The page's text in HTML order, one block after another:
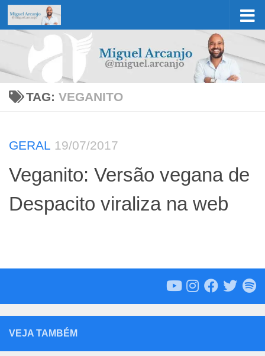
Skip to content
TAG: VEGANITO
GERAL 19/07/2017
Veganito: Versão vegana de
Despacito viraliza na web
VEJA TAMBÉM